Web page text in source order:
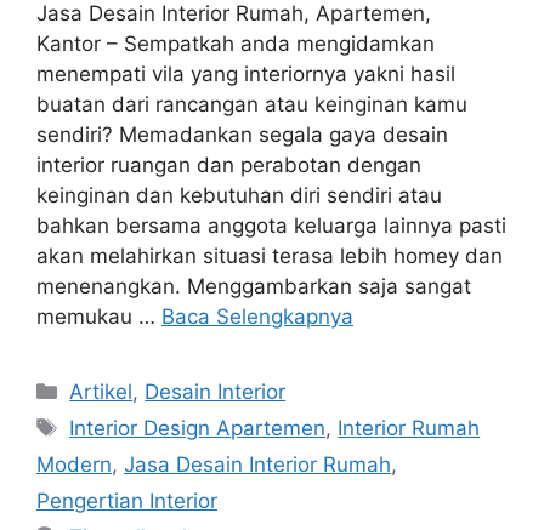
Jasa Desain Interior Rumah, Apartemen,
Kantor – Sempatkah anda mengidamkan
menempati vila yang interiornya yakni hasil
buatan dari rancangan atau keinginan kamu
sendiri? Memadankan segala gaya desain
interior ruangan dan perabotan dengan
keinginan dan kebutuhan diri sendiri atau
bahkan bersama anggota keluarga lainnya pasti
akan melahirkan situasi terasa lebih homey dan
menenangkan. Menggambarkan saja sangat
memukau … Baca Selengkapnya
Artikel, Desain Interior
Interior Design Apartemen, Interior Rumah
Modern, Jasa Desain Interior Rumah,
Pengertian Interior